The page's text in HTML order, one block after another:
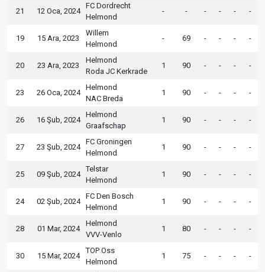
21 12 Oca, 2024
FC Dordrecht
Helmond
- - - - - -
19 15 Ara, 2023
Willem
Helmond
- 69 - - - -
20 23 Ara, 2023
Helmond
Roda JC Kerkrade
1 90 - - - -
23 26 Oca, 2024
Helmond
NAC Breda
1 90 - - - -
26 16 Şub, 2024
Helmond
Graafschap
1 90 - - - -
27 23 Şub, 2024
FC Groningen
Helmond
1 90 - - - -
25 09 Şub, 2024
Telstar
Helmond
1 90 - - - -
24 02 Şub, 2024
FC Den Bosch
Helmond
1 90 - - - -
28 01 Mar, 2024
Helmond
VVV-Venlo
1 80 - - - -
30 15 Mar, 2024
TOP Oss
Helmond
1 75 - - - -